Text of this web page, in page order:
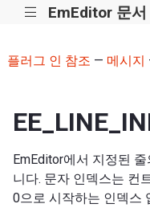
||| EmEditor 문서
플러그 인 참조 — 메시지
EmEditor에서 지정된
니다. 문자 인덱스는 컨
0으로 시작하는 인덱스